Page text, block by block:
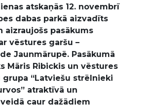
atskaņās 12. novembrī
dabas parkā aizvadīts
aizraujošs pasākums
vēstures garšu –
Jaunmārupē. Pasākumā
Māris Ribickis un vēstures
“Latviešu strēlnieki
atraktīvā un
caur dažādiem